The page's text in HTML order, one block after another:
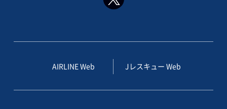
AIRLINE Web Jレスキュー Web